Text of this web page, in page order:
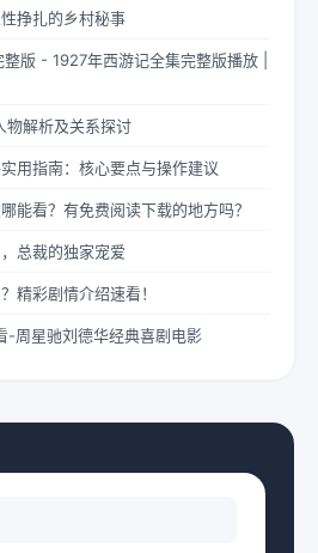
挣扎的乡村秘事
版 - 1927年西游记全集完整版播放 |
物解析及关系探讨
用指南：核心要点与操作建议
能看？有免费阅读下载的地方吗？
总裁的独家宠爱
精彩剧情介绍速看！
-周星驰刘德华经典喜剧电影